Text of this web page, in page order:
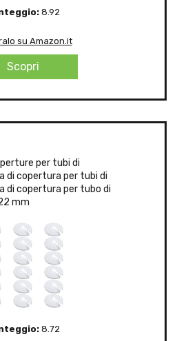
8.92
su Amazon.it
Scopri
per tubi di
di copertura per tubi di
di copertura per tubo di
mm
8.72